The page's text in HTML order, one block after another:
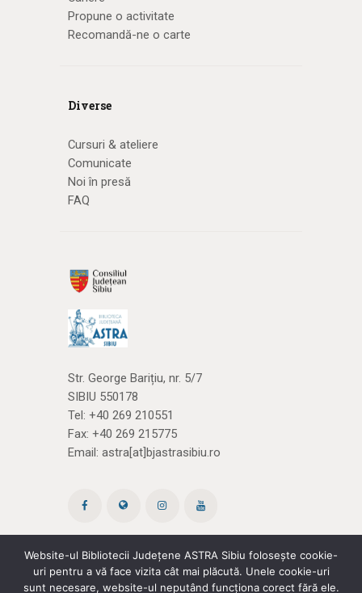
Propune o activitate
Recomandă-ne o carte
Diverse
Cursuri & ateliere
Comunicate
Noi în presă
FAQ
Str. George Barițiu, nr. 5/7
SIBIU 550178
Tel: +40 269 210551
Fax: +40 269 215775
Email: astra[at]bjastrasibiu.ro
Site creat de ROPARDO(și noi cărțile)
Website-ul Bibliotecii Județene ASTRA Sibiu folosește cookie-
uri pentru a vă face vizita cât mai plăcută. Unele cookie-uri
sunt necesare, website-ul neputând funcționa corect fără ele.